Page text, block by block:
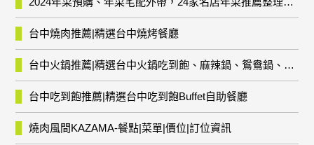
台中燒肉推薦|精選台中燒烤餐廳
台中火鍋推薦|精選台中火鍋吃到飽、麻辣鍋、鴛鴦鍋、石頭火鍋、酸菜白肉鍋、海鮮鍋、燒酒雞、麻油雞、壽喜燒等熱門人氣火鍋店!
台中吃到飽推薦|精選台中吃到飽Buffet自助餐廳
燒肉風間KAZAMA-餐點|菜單|價位|訂位資訊